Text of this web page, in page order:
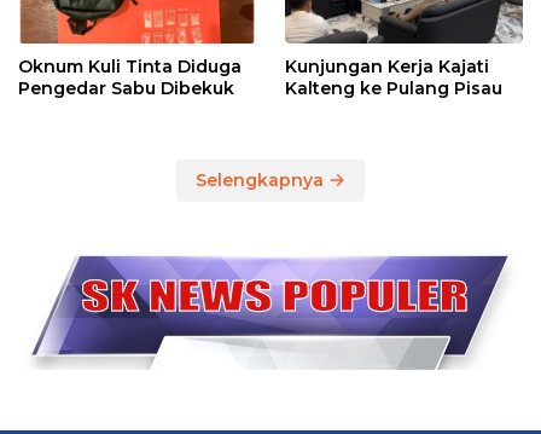
Oknum Kuli Tinta Diduga
Pengedar Sabu Dibekuk
Kunjungan Kerja Kajati
Kalteng ke Pulang Pisau
Selengkapnya